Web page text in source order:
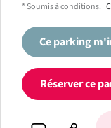
* Soumis à conditions.
Ce
Réserver ce